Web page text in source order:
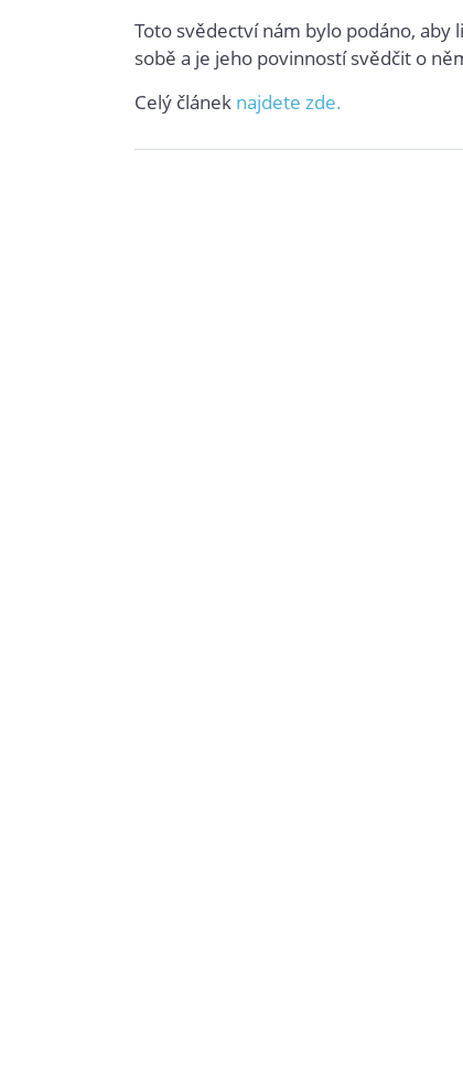
Toto svědectví nám bylo podáno,
sobě a je jeho povinností svědčit o
Celý článek najdete zde.